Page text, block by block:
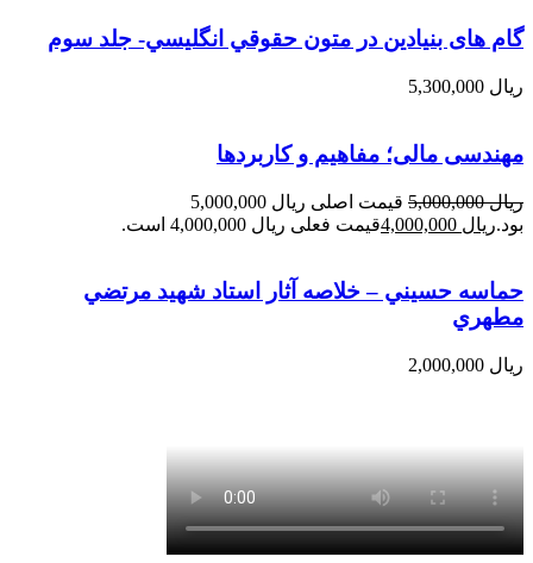
گام های بنیادین در متون حقوقي انگليسي- جلد سوم
ریال
مهندسی مالی؛ مفاهیم و کاربردها
ریال5,000,000
قیمت اصلی ریال 5,000,000
بود.ریال قیمت فعلی ریال 4,000,000 است.
حماسه حسيني – خلاصه آثار استاد شهيد مرتضي
مطهري
ریال